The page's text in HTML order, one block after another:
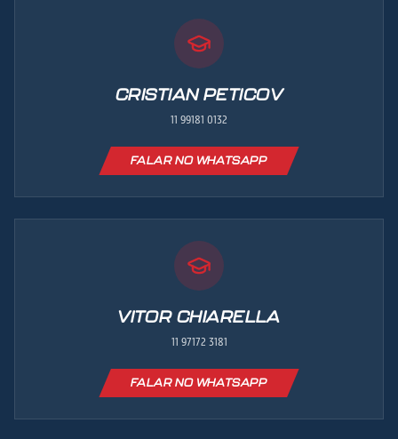
CRISTIAN PETICOV
11 99181 0132
FALAR NO WHATSAPP
VITOR CHIARELLA
11 97172 3181
FALAR NO WHATSAPP